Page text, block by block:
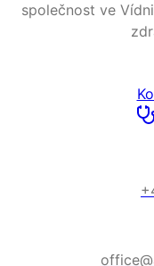
společnost ve